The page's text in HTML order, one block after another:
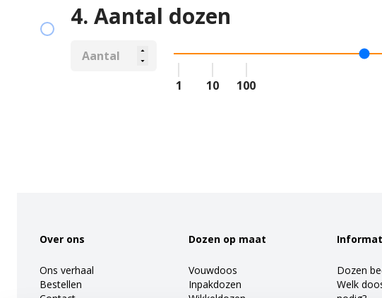
4. Aantal dozen
1 10 100
Footer
Over ons
Ons verhaal
Bestellen
Dozen op maat
Vouwdoos
Inpakdozen
Dozen
Welk